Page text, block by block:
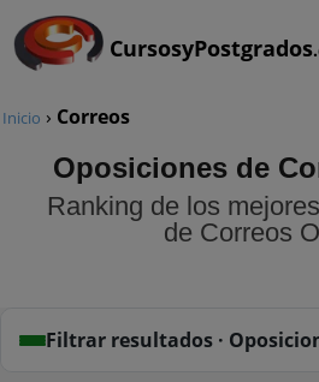
CursosyPostgrados
Inicio › Correos
Oposiciones de
Ranking de los
de Correos
Filtrar resultados ·